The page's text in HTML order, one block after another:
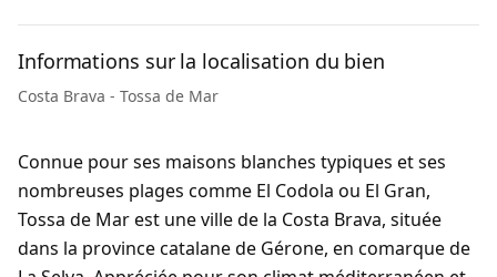
Informations sur la localisation du bien
Costa Brava - Tossa de Mar
Connue pour ses maisons blanches typiques et ses
nombreuses plages comme El Codola ou El Gran,
Tossa de Mar est une ville de la Costa Brava, située
dans la province catalane de Gérone, en comarque de